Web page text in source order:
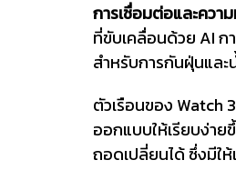
การเชื่อมต่อและควา
ที่ขับเคลื่อนด้วย AI ก
สำหรับการกันฝุ่นและ
ตัวเรือนของ Watch
ออกแบบให้เรียบง่า
ถอดเปลี่ยนได้ ซึ่งมีให้